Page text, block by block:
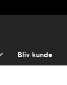
Bliv kunde